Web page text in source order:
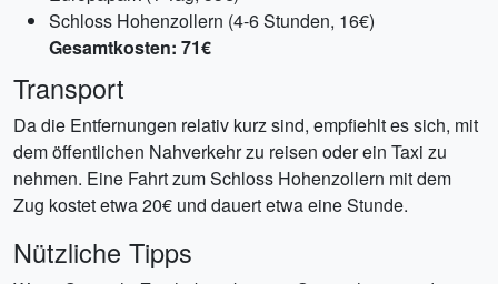
Schloss Hohenzollern (4-6 Stunden, 16€)
Gesamtkosten: 71€
Transport
Da die Entfernungen relativ kurz sind, empfiehlt es sich, mit
dem öffentlichen Nahverkehr zu reisen oder ein Taxi zu
nehmen. Eine Fahrt zum Schloss Hohenzollern mit dem
Zug kostet etwa 20€ und dauert etwa eine Stunde.
Nützliche Tipps